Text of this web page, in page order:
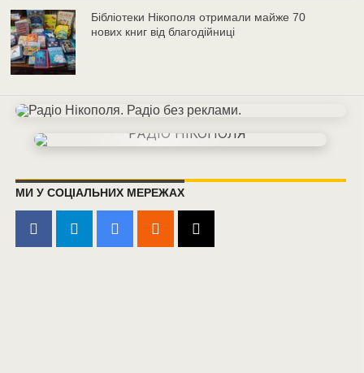
Бібліотеки Нікополя отримали майже 70
нових книг від благодійниці
МИ У СОЦІАЛЬНИХ МЕРЕЖАХ